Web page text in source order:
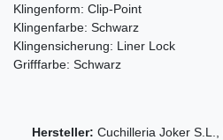
Klingenform: Clip-Point
Klingenfarbe: Schwarz
Klingensicherung: Liner Lock
Grifffarbe: Schwarz
Hersteller: Cuchilleria Joker S.L.